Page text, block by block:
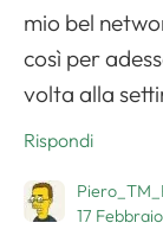
mio bel
così per
volta alla
Rispondi
17